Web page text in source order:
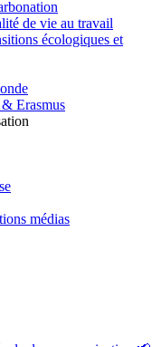
de vie au travail
écologiques et
Erasmus
médias